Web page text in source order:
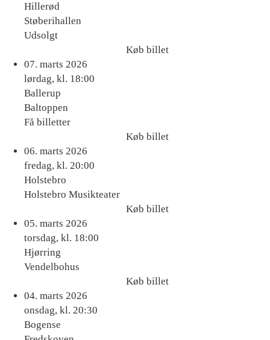
Hillerød
Støberihallen
Udsolgt
Køb billet
Køb
billet
07. marts 2026
lørdag, kl. 18:00
Ballerup
Baltoppen
Få billetter
Køb billet
Køb
billet
06. marts 2026
fredag, kl. 20:00
Holstebro
Holstebro Musikteater
Køb billet
Køb
billet
05. marts 2026
torsdag, kl. 18:00
Hjørring
Vendelbohus
Køb billet
Køb
billet
04. marts 2026
onsdag, kl. 20:30
Bogense